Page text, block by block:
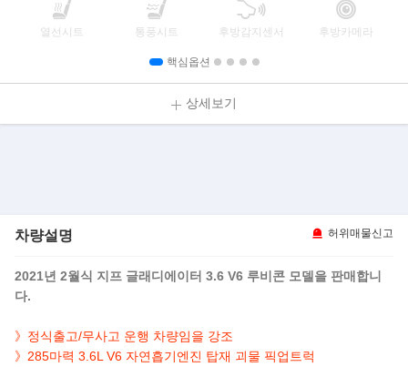
열선시트 통풍시트 후방감지센서 후방카메라
핵심옵션
상세보기
차량설명 허위매물신고
2021년 2월식 지프 글래디에이터 3.6 V6 루비콘 모델을 판매합니
다.
》정식출고/무사고 운행 차량임을 강조
》285마력 3.6L V6 자연흡기엔진 탑재 괴물 픽업트럭